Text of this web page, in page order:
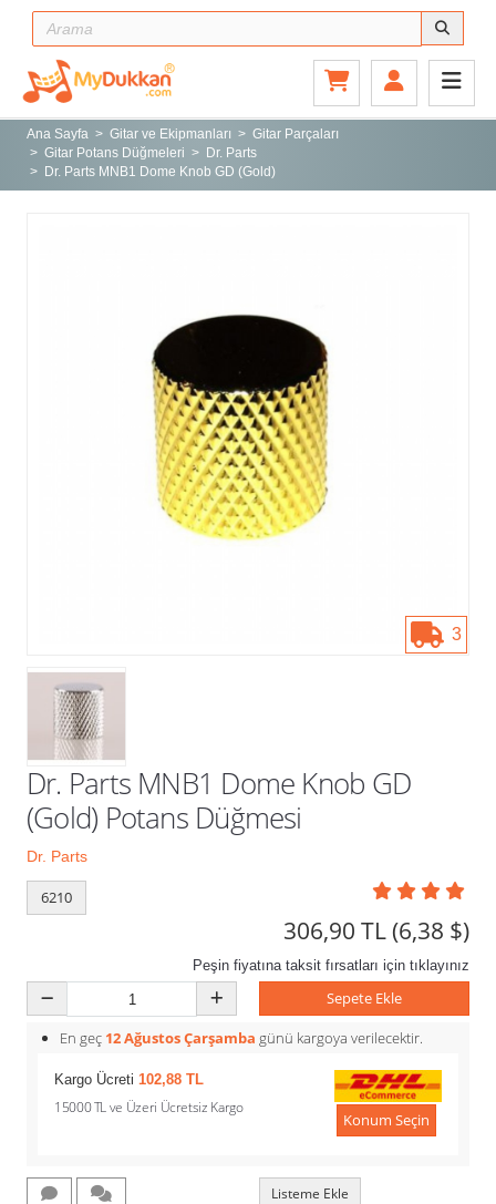
Ana Sayfa
Gitar ve Ekipmanları
Sahne ve Stüdyo
Türk Müziği Enstrümanları
Ana Sayfa Gitar ve Ekipmanları
Gitar Parçaları
Gitar Potans Düğmeleri
Dr. Parts
Dr. Parts MNB1 Dome Knob GD (Gold)
3
Dr. Parts MNB1 Dome Knob GD
(Gold) Potans Düğmesi
Dr. Parts
6210
306,90 TL(6,38 $)
Peşin fiyatına taksit fırsatları için tıklayınız
Sepete Ekle
En geç 12 Ağustos Çarşamba günü kargoya verilecektir.
Kargo Ücreti 102,88 TL
15000 TL ve Üzeri Ücretsiz Kargo
Konum Seçin
Listeme Ekle